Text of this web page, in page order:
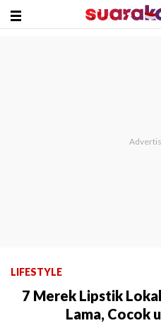
LIFESTYLE
7 Merek Lipstik
Lama, Cocok